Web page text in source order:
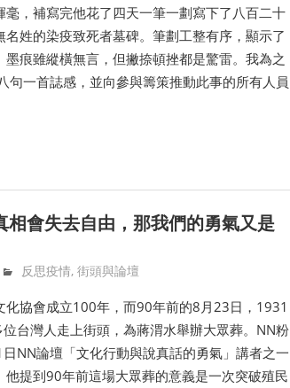
毫，補寫完他花了四天一筆一劃寫下了八百二十
姓的染疫致死者墓碑。筆劃工整有序，顯示了
痕雖縱橫無言，但撇捺頓挫都是驚雷。我為之
句一首誌感，並向參與籌策推動此事的所有人員
相會失去自由，那我們的勇氣又是
反思疫情,街頭與論壇
化協會成立100年，而90年前的8月23日，1931
台灣人走上街頭，為蔣渭水舉辦大眾葬。NN粉
NN論壇「文化行動與說真話的勇氣」講者之一
他提到90年前這場大眾葬的意義是一次突破殖民